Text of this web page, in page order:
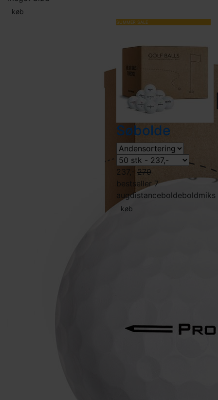
køb
SUMMER SALE
Søbolde
237,- 279
bestseller 7
augdistanceboldeboldmiks
køb